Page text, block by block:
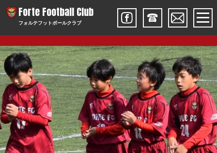
Forte Football Club
フォルテフットボールクラブ